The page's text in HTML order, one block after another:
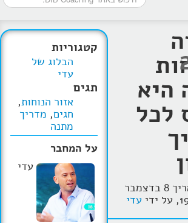
סרטוני אימון
קטגוריות
הבלוג של
עדי
תגים
אזור הנוחות,
חגים, מדריך
מתנה
על המחבר
עדי
היא
לכל
הפוסט נכתב בתאריך 8 בדצמבר
עדי